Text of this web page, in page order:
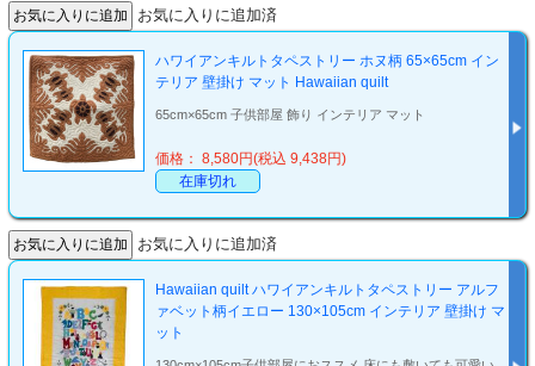
お気に入りに追加済
ハワイアンキルトタペストリー ホヌ柄 65×65cm イン
テリア 壁掛け マット Hawaiian quilt
65cm×65cm 子供部屋 飾り インテリア マット
価格： 8,580円(税込 9,438円)
在庫切れ
お気に入りに追加済
Hawaiian quilt ハワイアンキルトタペストリー アルフ
ァベット柄イエロー 130×105cm インテリア 壁掛け マ
ット